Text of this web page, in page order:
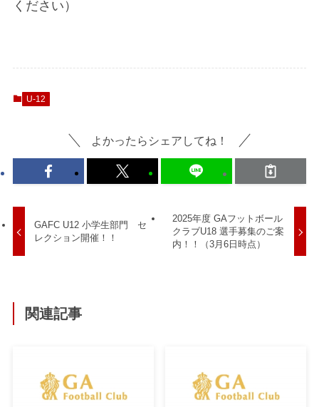
ください）
U-12
よかったらシェアしてね！
GAFC U12 小学生部門 セ
レクション開催！！
2025年度 GAフットボール
クラブU18 選手募集のご案
内！！（3月6日時点）
関連記事